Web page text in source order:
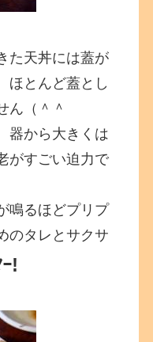
た天丼には蓋が
ほとんど蓋とし
ん（＾＾
器から大きくは
がすごい迫力で
鳴るほどプリプ
のタレとサクサ
!